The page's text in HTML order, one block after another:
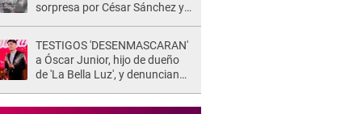
sorpresa por César Sánchez y
TESTIGOS 'DESENMASCARAN'
a Óscar Junior, hijo de dueño
de 'La Bella Luz', y denuncian